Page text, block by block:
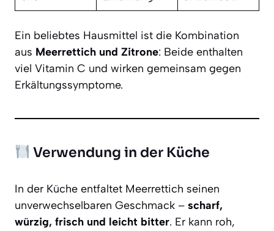
Ein beliebtes Hausmittel ist die Kombination
aus Meerrettich und Zitrone: Beide enthalten
viel Vitamin C und wirken gemeinsam gegen
Erkältungssymptome.
Verwendung in der Küche
In der Küche entfaltet Meerrettich seinen
unverwechselbaren Geschmack – scharf,
würzig, frisch und leicht bitter. Er kann roh,